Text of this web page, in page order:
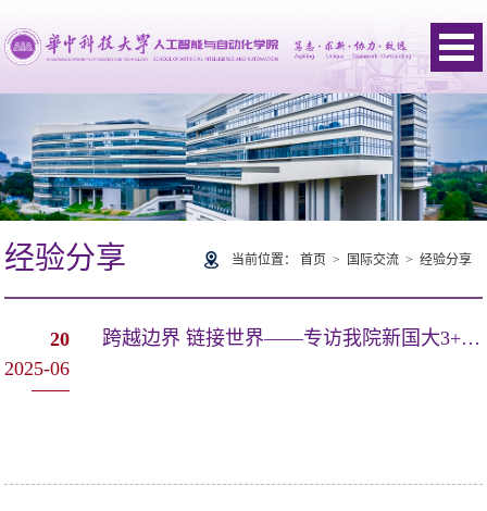
经验分享 当前位置： 首页> 国际交流> 经验分享
20
2025-06
跨越边界 链接世界——专访我院新国大3+1+1联培项目学子吴凯奇